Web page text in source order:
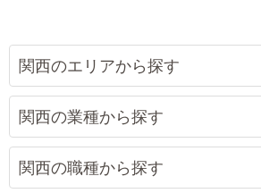
関西のエリアから探す
関西の業種から探す
関西の職種から探す